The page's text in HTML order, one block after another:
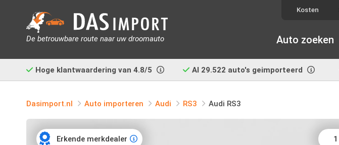
De betrouwbare route naar uw droomauto
Kosten
Auto zoeken
Hoge klantwaardering van 4.8/5 Al 29.522 auto's geimporteerd
Dasimport.nl Auto importeren Audi RS3 Audi RS3
Erkende merkdealer 1